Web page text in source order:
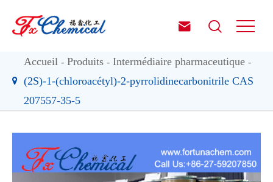
 
Accueil Produits
Intermédiaire pharmaceutique
(2S)-1-(chloroacétyl)-2-pyrrolidinecarbonitrile CAS
207557-35-5